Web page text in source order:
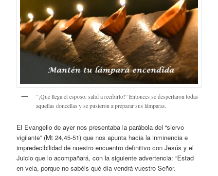
“¡Que llega el esposo, salid a recibirlo!” Entonces se despertaron todas
aquellas doncellas y se pusieron a preparar sus lámparas.
El Evangelio de ayer nos presentaba la parábola del “siervo
vigilante” (Mt 24,45-51) que nos apunta hacia la inminencia e
impredecibilidad de nuestro encuentro definitivo con Jesús y el
Juicio que lo acompañará, con la siguiente advertencia: “Estad
en vela, porque no sabéis qué día vendrá vuestro Señor.